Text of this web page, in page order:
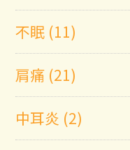
不眠 (11)
肩痛 (21)
中耳炎 (2)